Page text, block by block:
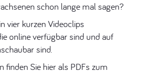
schon lange mal sagen?
vier kurzen Videoclips
online verfügbar sind und auf
sind.
finden Sie hier als PDFs zum